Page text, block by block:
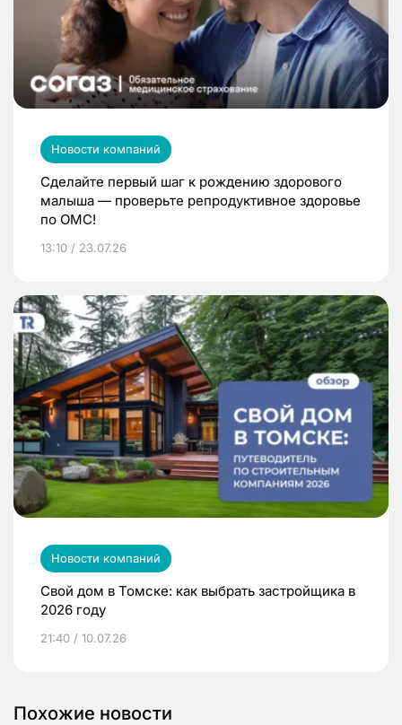
Новости компаний
Сделайте первый шаг к рождению здорового
малыша — проверьте репродуктивное здоровье
по ОМС!
13:10 / 23.07.26
Новости компаний
Свой дом в Томске: как выбрать застройщика в
2026 году
21:40 / 10.07.26
Похожие новости